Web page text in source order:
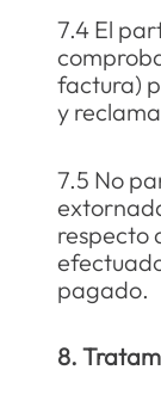
7.4 El
factura)
y
7.5 No
respecto
pagado.
8.